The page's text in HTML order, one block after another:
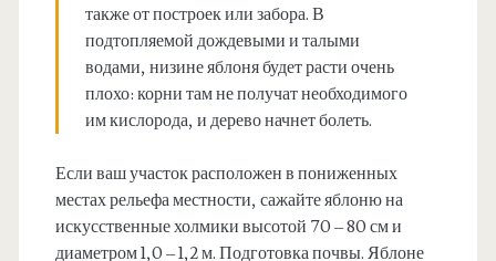
также от построек или забора. В
подтопляемой дождевыми и талыми
водами, низине яблоня будет расти очень
плохо: корни там не получат необходимого
им кислорода, и дерево начнет болеть.
Если ваш участок расположен в пониженных
местах рельефа местности, сажайте яблоню на
искусственные холмики высотой 70 – 80 см и
диаметром 1,0 – 1,2 м. Подготовка почвы. Яблоне